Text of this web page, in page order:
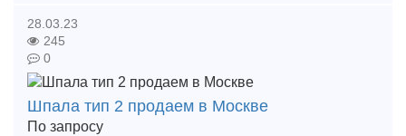
28.03.23
245
0
Шпала тип 2 продаем в Москве
По запросу